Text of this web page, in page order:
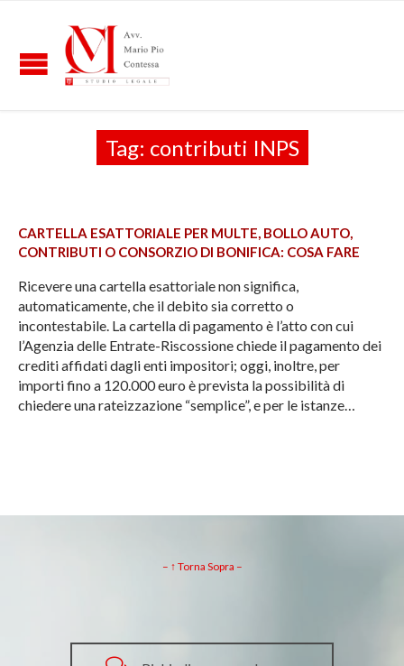
Tag: contributi INPS
CARTELLA ESATTORIALE PER MULTE, BOLLO AUTO,
CONTRIBUTI O CONSORZIO DI BONIFICA: COSA FARE
Ricevere una cartella esattoriale non significa,
automaticamente, che il debito sia corretto o
incontestabile. La cartella di pagamento è l’atto con cui
l’Agenzia delle Entrate-Riscossione chiede il pagamento dei
crediti affidati dagli enti impositori; oggi, inoltre, per
importi fino a 120.000 euro è prevista la possibilità di
chiedere una rateizzazione “semplice”, e per le istanze…
– ↑ Torna Sopra –